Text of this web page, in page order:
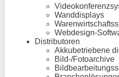
Wanddisplays
Webdesign-
Distributoren
Akkubetriebene
Bild-/Fotoarchive